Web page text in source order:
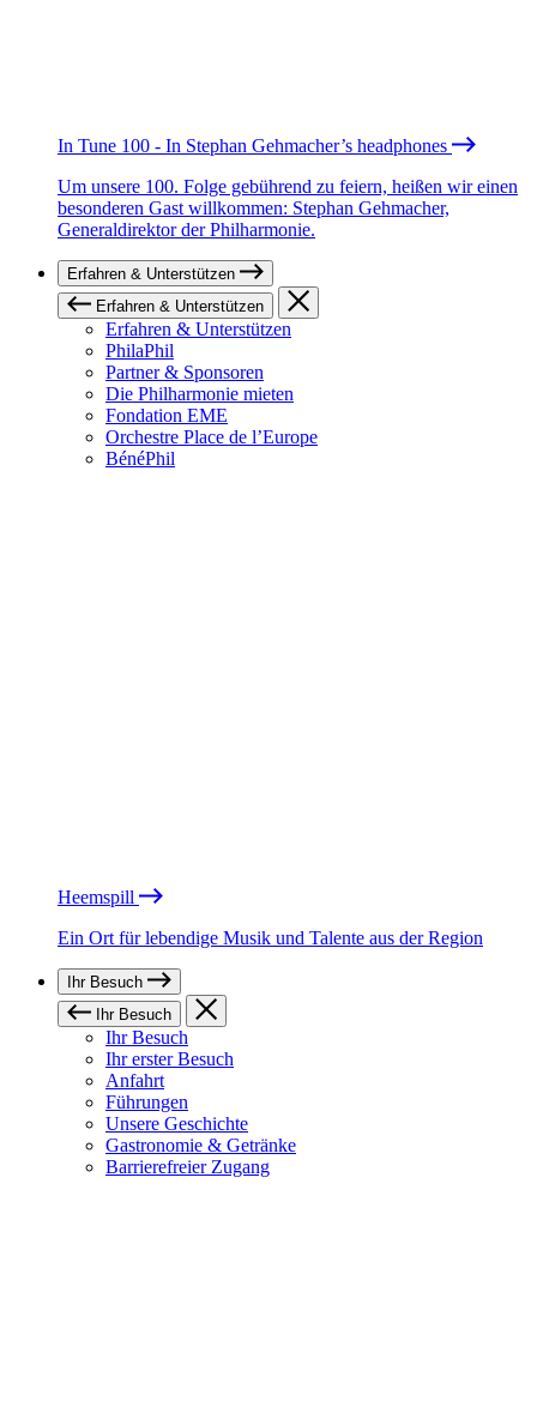
In Tune 100 - In Stephan Gehmacher’s headphones
Um unsere 100. Folge gebührend zu feiern, heißen wir einen
besonderen Gast willkommen: Stephan Gehmacher,
Generaldirektor der Philharmonie.
Erfahren & Unterstützen
Erfahren & Unterstützen
Erfahren & Unterstützen
PhilaPhil
Partner & Sponsoren
Die Philharmonie mieten
Fondation EME
Orchestre Place de l’Europe
BénéPhil
Heemspill
Ein Ort für lebendige Musik und Talente aus der Region
Ihr Besuch
Ihr Besuch
Ihr Besuch
Ihr erster Besuch
Anfahrt
Führungen
Unsere Geschichte
Gastronomie & Getränke
Barrierefreier Zugang